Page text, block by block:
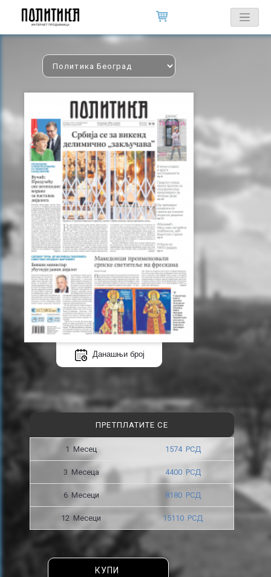
Данашњи број
ПРЕТПЛАТИТЕ СЕ
1 Месец 1574 РСД
3 Месецa 4400 РСД
6 Месеци 8180 РСД
12 Месеци 15110 РСД
КУПИ